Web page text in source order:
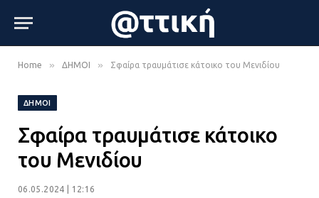
Home » ΔΗΜΟΙ » Σφαίρα τραυμάτισε κάτοικο του Μενιδίου
ΔΗΜΟΙ
Σφαίρα τραυμάτισε κάτοικο
του Μενιδίου
06.05.2024 | 12:16